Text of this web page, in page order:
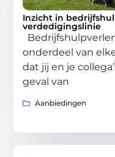
Inzicht in
verdedigingslinie
onderdeel van
dat jij en je
geval van
Aanbiedingen